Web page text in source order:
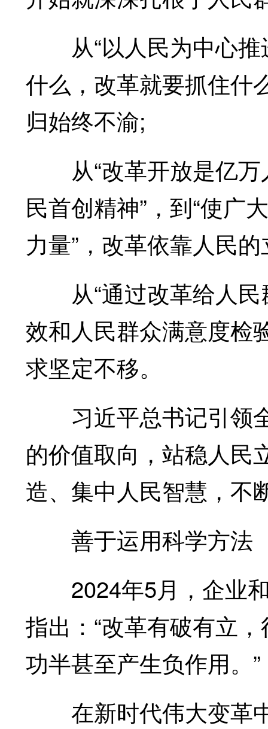
从“以人民为中心推
什么，改革就要抓住什
归始终不渝;
从“改革开放是亿万
民首创精神”，到“使广
力量”，改革依靠人民
从“通过改革给人民
效和人民群众满意度检
求坚定不移。
习近平总书记引领
的价值取向，站稳人民
造、集中人民智慧，不
善于运用科学方法
2024年5月，企业和
指出：“改革有破有立
功半甚至产生负作用。”
在新时代伟大变革